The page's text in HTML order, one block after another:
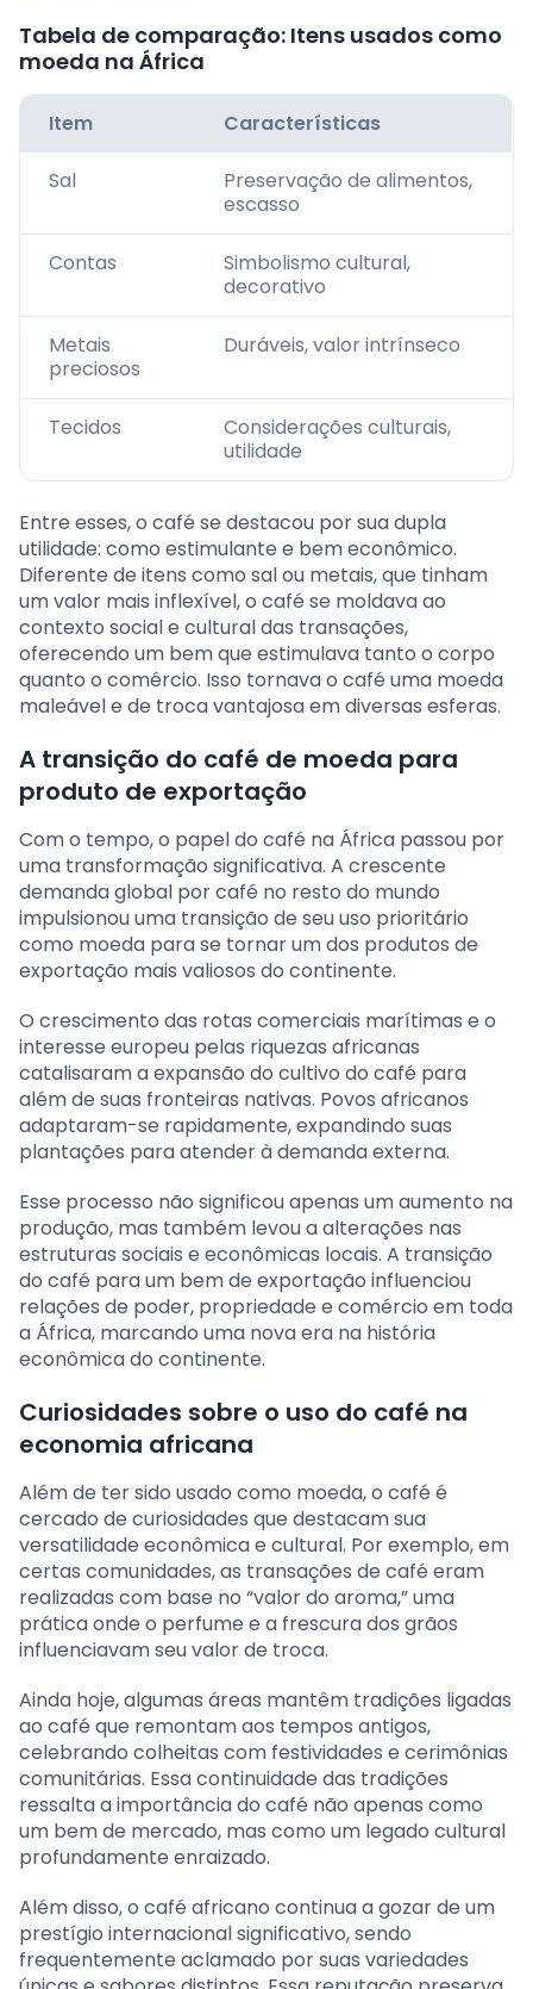
Tabela de comparação: Itens usados como
moeda na África
Item Características
Sal
Preservação de alimentos,
escasso
Contas
Simbolismo cultural,
decorativo
Metais
preciosos
Duráveis, valor intrínseco
Tecidos
Considerações culturais,
utilidade
Entre esses, o café se destacou por sua dupla
utilidade: como estimulante e bem econômico.
Diferente de itens como sal ou metais, que tinham
um valor mais inflexível, o café se moldava ao
contexto social e cultural das transações,
oferecendo um bem que estimulava tanto o corpo
quanto o comércio. Isso tornava o café uma moeda
maleável e de troca vantajosa em diversas esferas.
A transição do café de moeda para
produto de exportação
Com o tempo, o papel do café na África passou por
uma transformação significativa. A crescente
demanda global por café no resto do mundo
impulsionou uma transição de seu uso prioritário
como moeda para se tornar um dos produtos de
exportação mais valiosos do continente.
O crescimento das rotas comerciais marítimas e o
interesse europeu pelas riquezas africanas
catalisaram a expansão do cultivo do café para
além de suas fronteiras nativas. Povos africanos
adaptaram-se rapidamente, expandindo suas
plantações para atender à demanda externa.
Esse processo não significou apenas um aumento na
produção, mas também levou a alterações nas
estruturas sociais e econômicas locais. A transição
do café para um bem de exportação influenciou
relações de poder, propriedade e comércio em toda
a África, marcando uma nova era na história
econômica do continente.
Curiosidades sobre o uso do café na
economia africana
Além de ter sido usado como moeda, o café é
cercado de curiosidades que destacam sua
versatilidade econômica e cultural. Por exemplo, em
certas comunidades, as transações de café eram
realizadas com base no “valor do aroma,” uma
prática onde o perfume e a frescura dos grãos
influenciavam seu valor de troca.
Ainda hoje, algumas áreas mantêm tradições ligadas
ao café que remontam aos tempos antigos,
celebrando colheitas com festividades e cerimônias
comunitárias. Essa continuidade das tradições
ressalta a importância do café não apenas como
um bem de mercado, mas como um legado cultural
profundamente enraizado.
Além disso, o café africano continua a gozar de um
prestígio internacional significativo, sendo
frequentemente aclamado por suas variedades